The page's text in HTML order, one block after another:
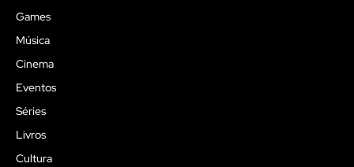
Games
Música
Cinema
Eventos
Séries
Livros
Cultura